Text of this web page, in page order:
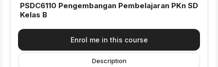
Course name
PSDC6110 Pengembangan Pembelajaran PKn SD
Kelas B
Enrol me in this course
Description